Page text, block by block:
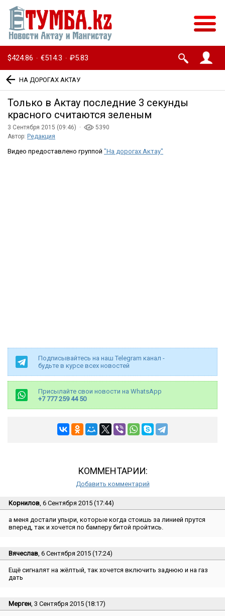
$424.86 · €514.3 · ₽5.83
НА ДОРОГАХ АКТАУ
Только в Актау последние 3 секунды
красного считаются зеленым
3 Сентября 2015 (09:46) ·
5390
Автор: Редакция
Видео предоставлено группой "На дорогах Актау"
Подписывайтесь на наш Telegram канал -
будьте в курсе всех новостей
Присылайте свои новости на WhatsApp
+7 777 259 44 50
КОММЕНТАРИИ:
Добавить комментарий
Корнилов, 6 Сентября 2015 (17:44)
а меня достали упыри, которые когда стоишь за линией прутся
вперед, так и хочется по бамперу битой пройтись.
Вячеслав, 6 Сентября 2015 (17:24)
Ещё сигналят на жёлтый, так хочется включить заднюю и на газ
дать
Мерген, 3 Сентября 2015 (18:17)